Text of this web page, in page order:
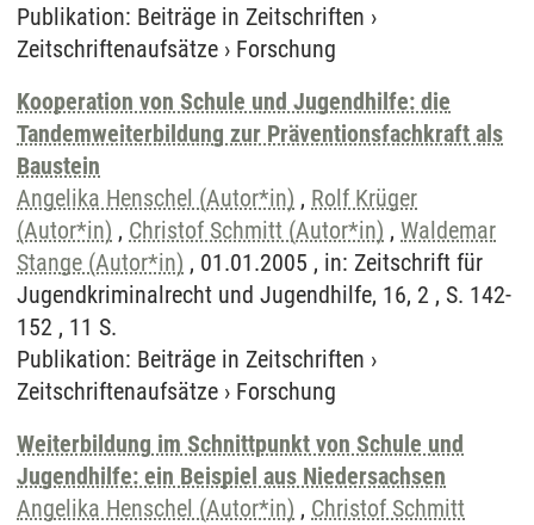
Publikation: Beiträge in Zeitschriften ›
Zeitschriftenaufsätze › Forschung
Kooperation von Schule und Jugendhilfe: die
Tandemweiterbildung zur Präventionsfachkraft als
Baustein
Angelika Henschel (Autor*in) , Rolf Krüger
(Autor*in) , Christof Schmitt (Autor*in) , Waldemar
Stange (Autor*in) , 01.01.2005 , in: Zeitschrift für
Jugendkriminalrecht und Jugendhilfe, 16, 2 , S. 142-
152 , 11 S.
Publikation: Beiträge in Zeitschriften ›
Zeitschriftenaufsätze › Forschung
Weiterbildung im Schnittpunkt von Schule und
Jugendhilfe: ein Beispiel aus Niedersachsen
Angelika Henschel (Autor*in) , Christof Schmitt